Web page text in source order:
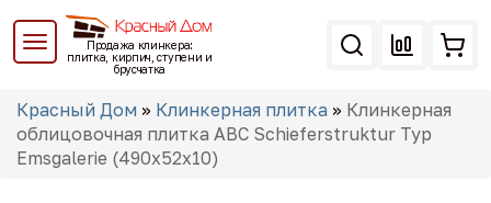
Перейти
основному
Продажа клинкера:
плитка, кирпич, ступени и
брусчатка
Вы
здесь
Красный Дом » Клинкерная плитка » Клинкерная
облицовочная плитка ABC Schieferstruktur Typ
Emsgalerie (490х52х10)